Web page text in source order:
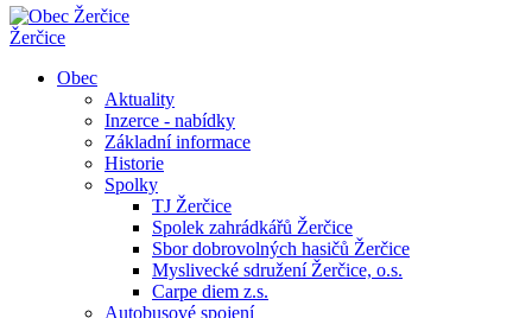
Žerčice
Obec
Aktuality
Inzerce - nabídky
Základní informace
Historie
Spolky
TJ Žerčice
Spolek zahrádkářů Žerčice
Sbor dobrovolných hasičů Žerčice
Myslivecké sdružení Žerčice, o.s.
Carpe diem z.s.
Autobusové spojení